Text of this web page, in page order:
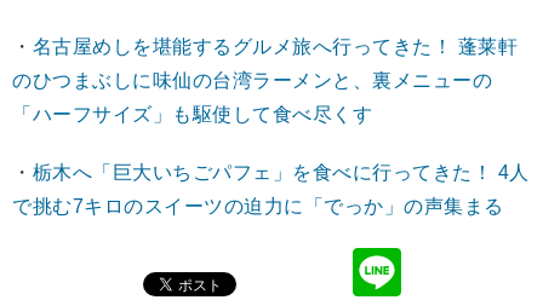
・ 名古屋めしを堪能するグルメ旅へ行ってきた！ 蓬莱軒
のひつまぶしに味仙の台湾ラーメンと、裏メニューの
「ハーフサイズ」も駆使して食べ尽くす
・ 栃木へ「巨大いちごパフェ」を食べに行ってきた！ 4人
で挑む7キロのスイーツの迫力に「でっか」の声集まる